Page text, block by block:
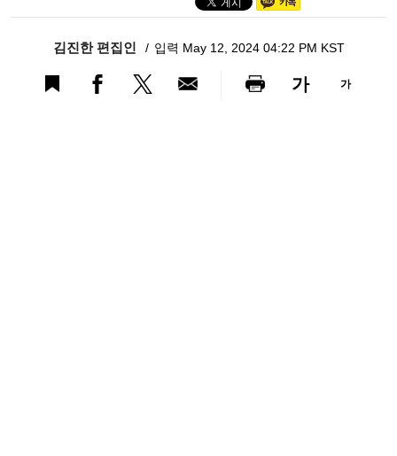
김진한 편집인 입력 May 12, 2024 04:22 PM KST
가 가